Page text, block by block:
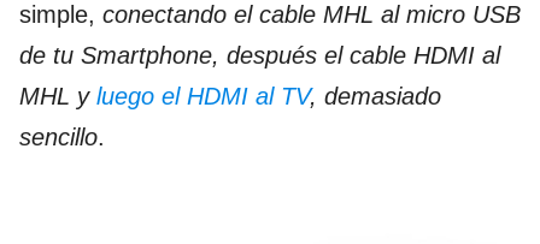
simple, conectando el cable MHL al micro USB
de tu Smartphone, después el cable HDMI al
MHL y luego el HDMI al TV, demasiado
sencillo.